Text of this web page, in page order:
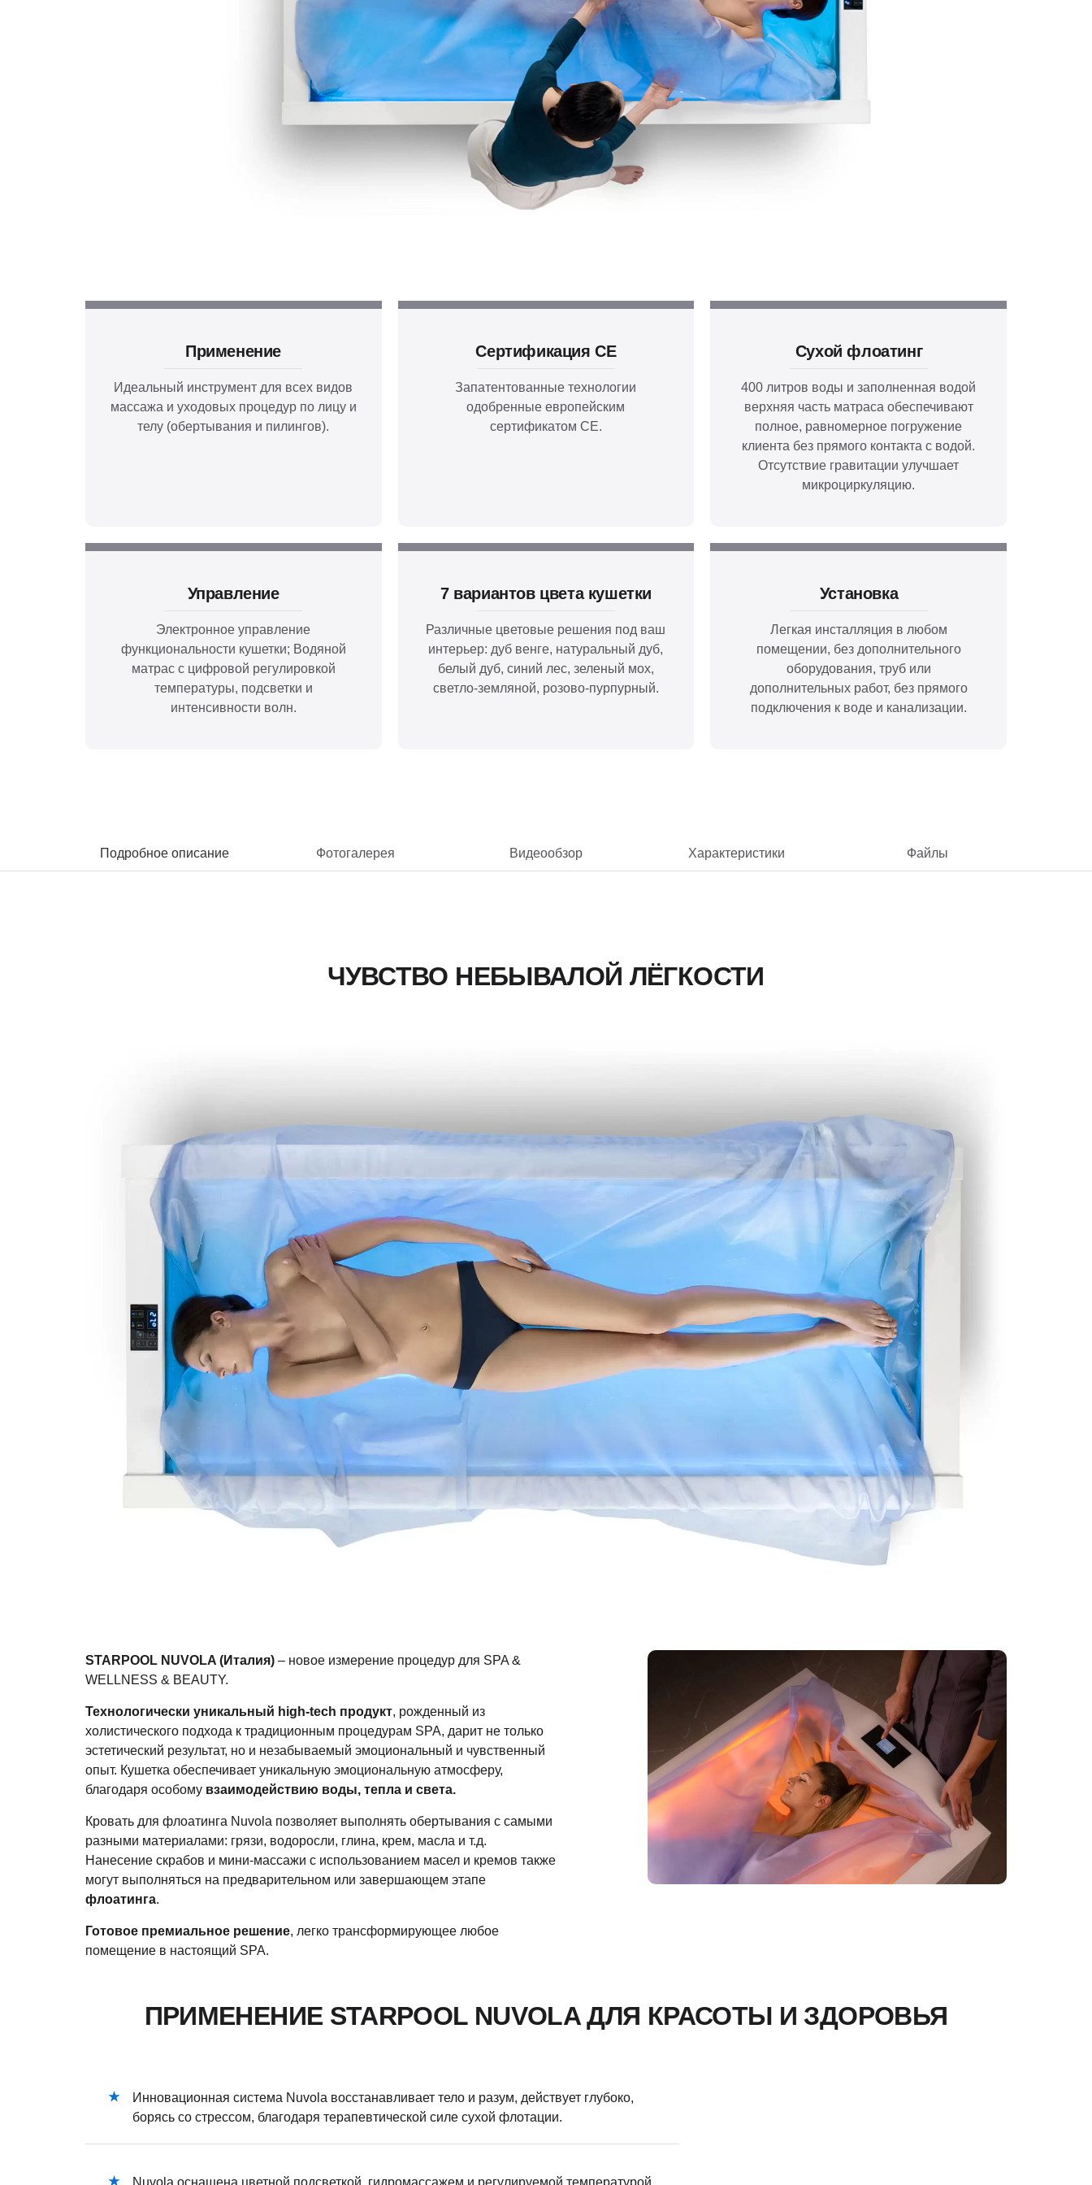
Применение
Идеальный инструмент для всех видов
массажа и уходовых процедур по лицу и
телу (обертывания и пилингов).
Сертификация CE
Запатентованные технологии
одобренные европейским
сертификатом СЕ.
Сухой флоатинг
400 литров воды и заполненная водой
верхняя часть матраса обеспечивают
полное, равномерное погружение
клиента без прямого контакта с водой.
Отсутствие гравитации улучшает
микроциркуляцию.
Управление
Электронное управление
функциональности кушетки; Водяной
матрас с цифровой регулировкой
температуры, подсветки и
интенсивности волн.
7 вариантов цвета кушетки
Различные цветовые решения под ваш
интерьер: дуб венге, натуральный дуб,
белый дуб, синий лес, зеленый мох,
светло-земляной, розово-пурпурный.
Установка
Легкая инсталляция в любом
помещении, без дополнительного
оборудования, труб или
дополнительных работ, без прямого
подключения к воде и канализации.
Подробное описание Фотогалерея Видеообзор Характеристики Файлы
ЧУВСТВО НЕБЫВАЛОЙ ЛЁГКОСТИ
STARPOOL NUVOLA (Италия)– новое измерение процедур для SPA &
WELLNESS & BEAUTY.
Технологически уникальный high-tech продукт, рожденный из
холистического подхода к традиционным процедурам SPA, дарит не только
эстетический результат, но и незабываемый эмоциональный и чувственный
опыт. Кушетка обеспечивает уникальную эмоциональную атмосферу,
благодаря особому взаимодействию воды, тепла и света.
Кровать для флоатинга Nuvola позволяет выполнять обертывания с самыми
разными материалами: грязи, водоросли, глина, крем, масла и т.д.
Нанесение скрабов и мини-массажи с использованием масел и кремов также
могут выполняться на предварительном или завершающем этапе
флоатинга.
Готовое премиальное решение, легко трансформирующее любое
помещение в настоящий SPA.
ПРИМЕНЕНИЕ STARPOOL NUVOLA ДЛЯ КРАСОТЫ И ЗДОРОВЬЯ
Инновационная система Nuvola восстанавливает тело и разум, действует глубоко,
борясь со стрессом, благодаря терапевтической силе сухой флотации.